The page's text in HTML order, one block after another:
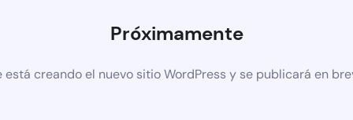
Próximamente
está creando el nuevo sitio WordPress y se publicará en